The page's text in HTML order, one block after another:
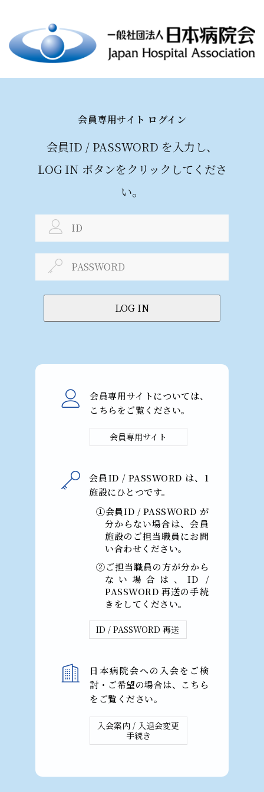
会員専⽤サイト ログイン
会員ID / PASSWORD を⼊⼒し、
LOG IN ボタンをクリックしてくださ
い。
会員専⽤サイトについては、
こちらをご覧ください。
会員専⽤サイト
会員ID / PASSWORD は、1
施設にひとつです。
①会員ID / PASSWORD が
分からない場合は、会員
施設のご担当職員にお問
い合わせください。
②ご担当職員の⽅が分から
ない場合は、ID /
PASSWORD 再送の⼿続
きをしてください。
ID / PASSWORD 再送
⽇本病院会への⼊会をご検
討・ご希望の場合は、こちら
をご覧ください。
⼊会案内 / ⼊退会変更
⼿続き